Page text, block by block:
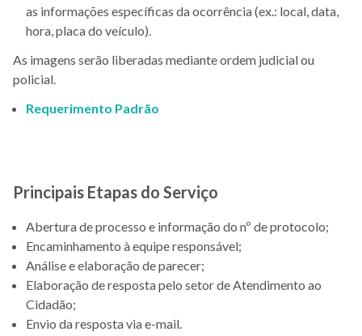
as informações específicas da ocorrência (ex.: local, data,
hora, placa do veículo).
As imagens serão liberadas mediante ordem judicial ou
policial.
Requerimento Padrão
Principais Etapas do Serviço
Abertura de processo e informação do nº de protocolo;
Encaminhamento à equipe responsável;
Análise e elaboração de parecer;
Elaboração de resposta pelo setor de Atendimento ao
Cidadão;
Envio da resposta via e-mail.